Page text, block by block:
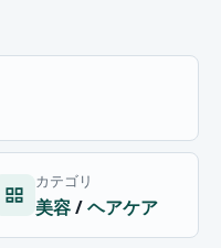
カテゴリ
美容/ヘアケア